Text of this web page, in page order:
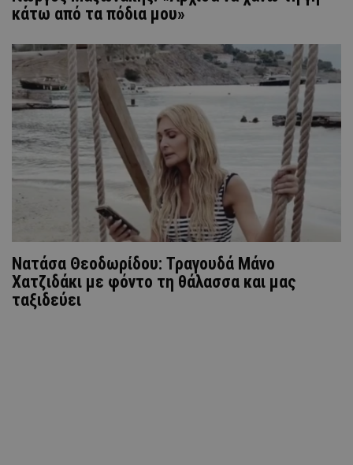
κάτω από τα πόδια μου»
Νατάσα Θεοδωρίδου: Τραγουδά Μάνο
Χατζιδάκι με φόντο τη θάλασσα και μας
ταξιδεύει